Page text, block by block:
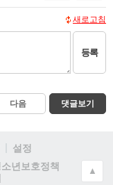
새로고침
등록
다음 댓글보기
설정
년보호정책
▲